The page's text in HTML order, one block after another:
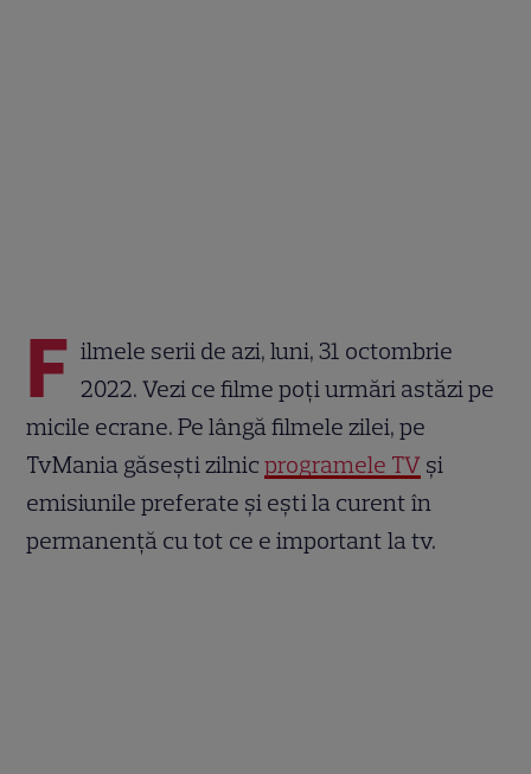
F ilmele serii de azi, luni, 31 octombrie
2022. Vezi ce filme poți urmări astăzi pe
micile ecrane. Pe lângă filmele zilei, pe
TvMania găsești zilnicprogramele TV și
emisiunile preferate și ești la curent în
permanență cu tot ce e important la tv.